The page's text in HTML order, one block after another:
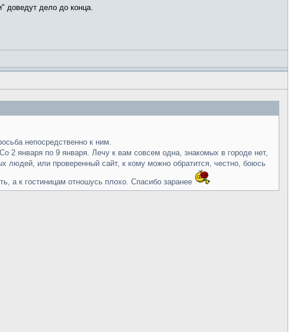
доведут дело до конца.
непосредственно к ним.
2 января по 9 января. Лечу к вам совсем одна, знакомых в городе нет,
людей, или проверенный сайт, к кому можно обратится, честно, боюсь
а к гостиницам отношусь плохо. Спасибо заранее